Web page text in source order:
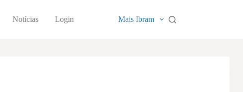
Notícias Login Mais Ibram